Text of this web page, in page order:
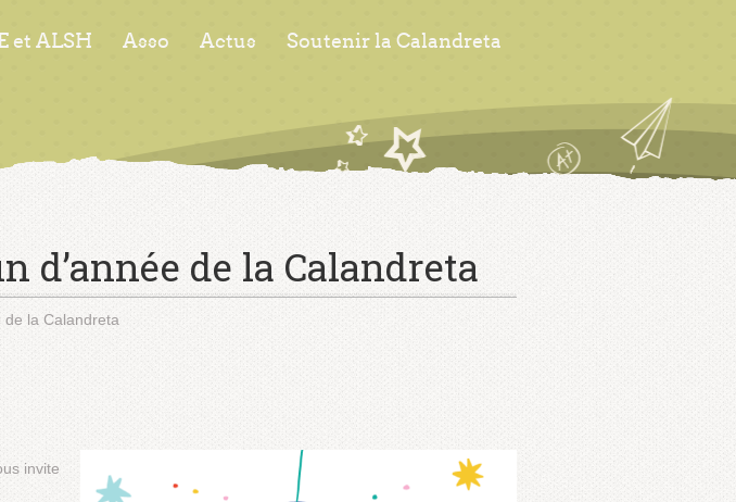
et ALSH Asso Actus Soutenir la Calandreta
d’année de la Calandreta
de la Calandreta
invite